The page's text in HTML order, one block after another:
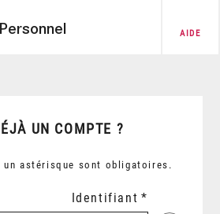
AIDE
UN COMPTE ?
un astérisque sont obligatoires.
Identifiant